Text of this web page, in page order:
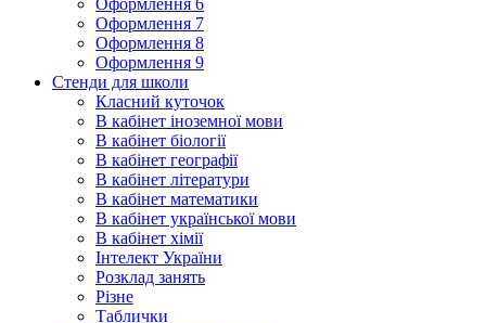
Оформлення 6
Оформлення 7
Оформлення 8
Оформлення 9
Стенди для школи
Класний куточок
В кабінет іноземної мови
В кабінет біології
В кабінет географії
В кабінет літератури
В кабінет математики
В кабінет української мови
В кабінет хімії
Інтелект України
Розклад занять
Різне
Таблички